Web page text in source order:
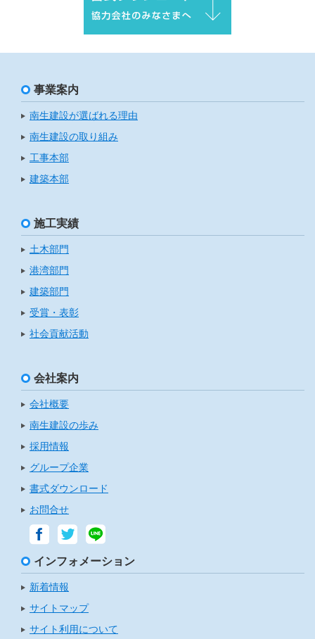
事業案内
南生建設が選ばれる理由
南生建設の取り組み
工事本部
建築本部
施工実績
土木部門
港湾部門
建築部門
受賞・表彰
社会貢献活動
会社案内
会社概要
南生建設の歩み
採用情報
グループ企業
書式ダウンロード
お問合せ
インフォメーション
新着情報
サイトマップ
サイト利用について